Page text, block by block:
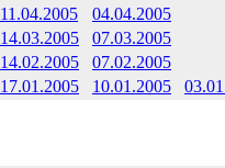
11.04.2005
04.04.2005
14.03.2005
07.03.2005
14.02.2005
07.02.2005
17.01.2005 10.01.2005